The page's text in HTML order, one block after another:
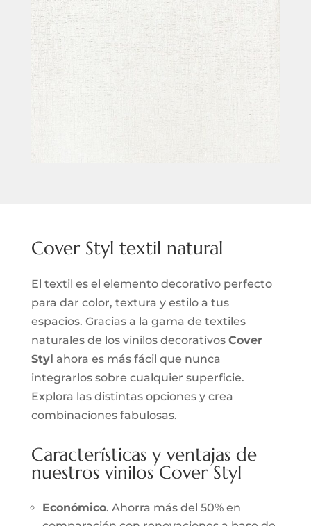
Cover Styl textil natural
El textil es el elemento decorativo perfecto
para dar color, textura y estilo a tus
espacios. Gracias a la gama de textiles
naturales de los vinilos decorativos Cover
Styl ahora es más fácil que nunca
integrarlos sobre cualquier superficie.
Explora las distintas opciones y crea
combinaciones fabulosas.
Características y ventajas de
nuestros vinilos Cover Styl
Económico. Ahorra más del 50% en